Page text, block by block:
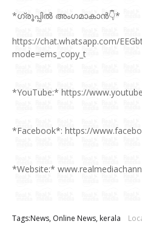
*ഗ്രൂപ്പിൽ അംഗമാകാൻ👇*
https://chat.whatsapp.com/
mode=ems_copy_t
*YouTube:* https://
*Facebook*: https://
*Website:*
Tags:News, Online News, kerala